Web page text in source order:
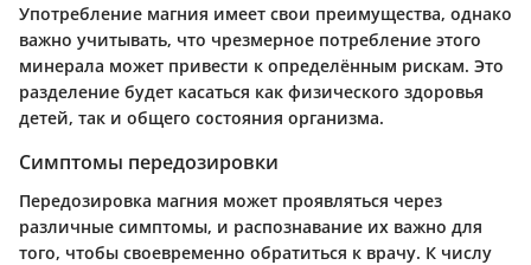
Употребление магния имеет свои преимущества, однако
важно учитывать, что чрезмерное потребление этого
минерала может привести к определённым рискам. Это
разделение будет касаться как физического здоровья
детей, так и общего состояния организма.
Симптомы передозировки
Передозировка магния может проявляться через
различные симптомы, и распознавание их важно для
того, чтобы своевременно обратиться к врачу. К числу